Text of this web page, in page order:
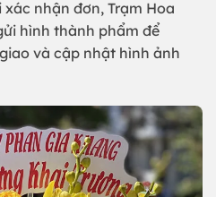
nhận đơn, Trạm Hoa
hình thành phẩm để
và cập nhật hình ảnh